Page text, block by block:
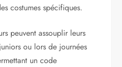
costumes spécifiques.
peuvent assouplir leurs
ou lors de journées
un code